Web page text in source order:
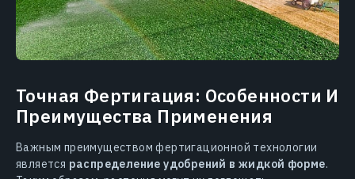
Точная Фертигация: Особенности И
Преимущества Применения
Важным преимуществом фертигационной технологии
является распределение удобрений в жидкой форме.